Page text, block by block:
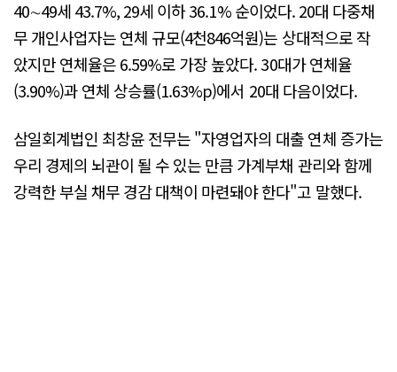
40∼49세 43.7%, 29세 이하 36.1% 순이었다. 20대 다중채
무 개인사업자는 연체 규모(4천846억원)는 상대적으로 작
았지만 연체율은 6.59%로 가장 높았다. 30대가 연체율
(3.90%)과 연체 상승률(1.63%p)에서 20대 다음이었다.
삼일회계법인 최창윤 전무는 "자영업자의 대출 연체 증가는
우리 경제의 뇌관이 될 수 있는 만큼 가계부채 관리와 함께
강력한 부실 채무 경감 대책이 마련돼야 한다"고 말했다.